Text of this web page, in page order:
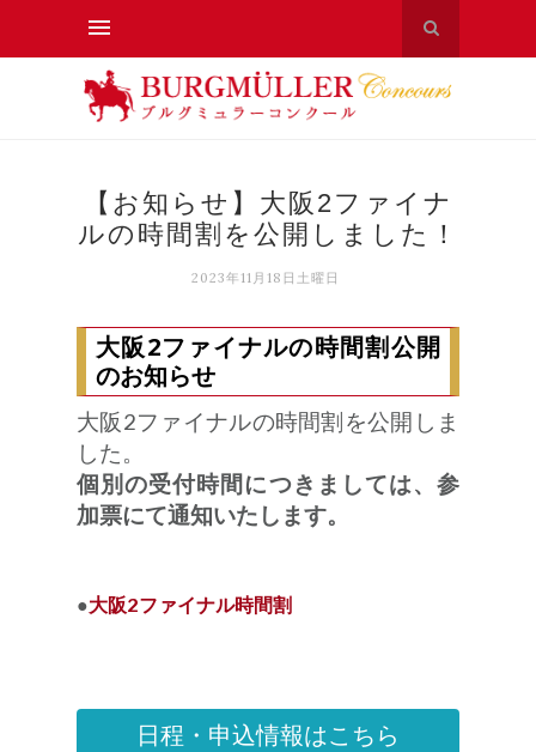
【お知らせ】大阪2ファイナ
ルの時間割を公開しました！
2023年11月18日土曜日
大阪2ファイナルの時間割公開
のお知らせ
大阪2ファイナルの時間割を公開しま
した。
個別の受付時間につきましては、参
加票にて通知いたします。
●大阪2ファイナル時間割
日程・申込情報はこちら